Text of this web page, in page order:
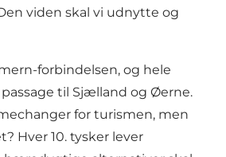
viden skal vi udnytte og
forbindelsen, og hele
passage til Sjælland og Øerne.
for turismen, men
Hver 10. tysker lever